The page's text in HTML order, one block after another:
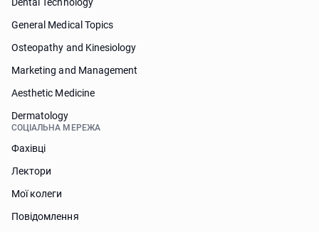
General Medical Topics
Osteopathy and Kinesiology
Marketing and Management
Aesthetic Medicine
Dermatology
СОЦІАЛЬНА МЕРЕЖА
Фахівці
Лектори
Мої колеги
Повідомлення